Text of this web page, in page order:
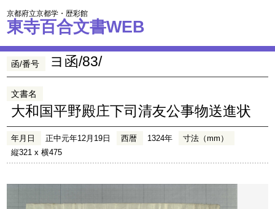
京都府立京都学・歴彩館
東寺百合文書WEB
函/番号 ヨ函/83/
文書名
大和国平野殿庄下司清友公事物送進状
年月日 正中元年12月19日 西暦 1324年
寸法（mm）
縦321 x 横475